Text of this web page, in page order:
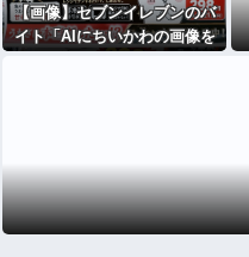
【画像】セブンイレブンのバ
イト「AIにちいかわの画像を